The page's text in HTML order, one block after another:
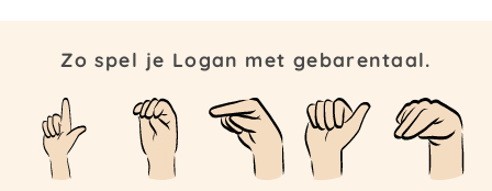
Zo spel je Logan met gebarentaal.